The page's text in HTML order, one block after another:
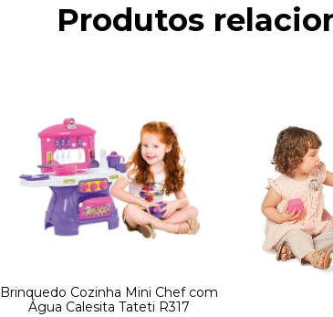
Produtos
Brinquedo Cozinha Mini Chef com
Água Calesita Tateti R317